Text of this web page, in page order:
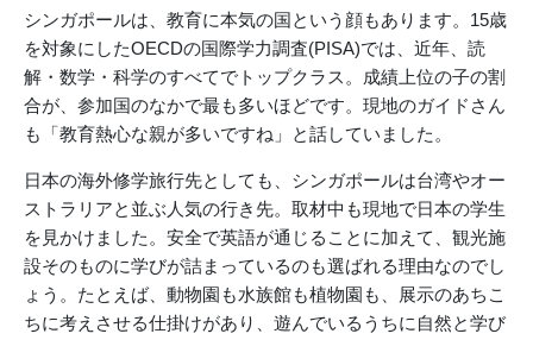
シンガポールは、教育に本気の国という顔もあります。15歳
を対象にしたOECDの国際学力調査(PISA)では、近年、読
解・数学・科学のすべてでトップクラス。成績上位の子の割
合が、参加国のなかで最も多いほどです。現地のガイドさん
も「教育熱心な親が多いですね」と話していました。
日本の海外修学旅行先としても、シンガポールは台湾やオー
ストラリアと並ぶ人気の行き先。取材中も現地で日本の学生
を見かけました。安全で英語が通じることに加えて、観光施
設そのものに学びが詰まっているのも選ばれる理由なのでし
ょう。たとえば、動物園も水族館も植物園も、展示のあちこ
ちに考えさせる仕掛けがあり、遊んでいるうちに自然と学び